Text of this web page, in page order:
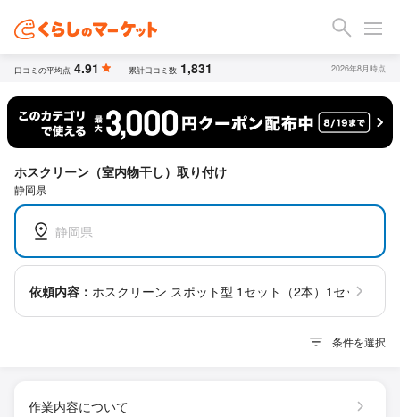
口コミの平均点 4.91 累計口コミ数 1,831 2026年8月時点
ホスクリーン（室内物干し）取り付け
静岡県
静岡県
依頼内容： ホスクリーン スポット型 1セット（2本）1セット
条件を選択
作業内容について